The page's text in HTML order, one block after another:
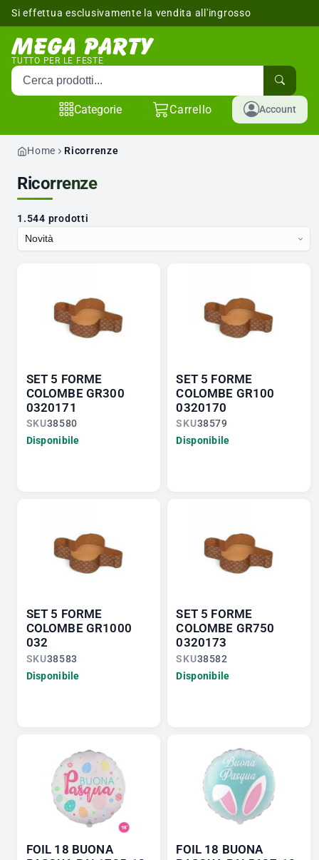
Si effettua esclusivamente la vendita all'ingrosso
TUTTO PER LE FESTE
Cerca prodotti
Categorie Carrello Account
Home Ricorrenze
Ricorrenze
1.544 prodotti
SET 5 FORME
COLOMBE GR300
0320171
SKU38580
Disponibile
SET 5 FORME
COLOMBE GR100
0320170
SKU38579
Disponibile
SET 5 FORME
COLOMBE GR1000
032
SKU38583
Disponibile
SET 5 FORME
COLOMBE GR750
0320173
SKU38582
Disponibile
FOIL 18 BUONA
FOIL 18 BUONA